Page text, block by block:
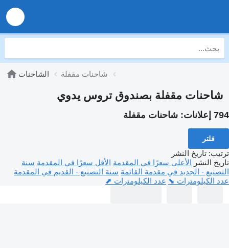
الشاحنات شاحنات مقفلة
شاحنات مقفلة بصندوق تروس يدوي
794 إعلانات: شاحنات مقفلة
فلتر
ترتيب: تاريخ النشر
تاريخ النشر الأعلى سعرًا في المقدمة الأقل سعرًا في المقدمة سنة
التصنيع - الجديد في مقدمة القائمة سنة التصنيع - القديم في المقدمة
عدد الكيلومترات ⬊ عدد الكيلومترات ⬈